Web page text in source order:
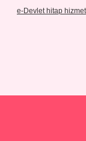
e-Devlet hitap